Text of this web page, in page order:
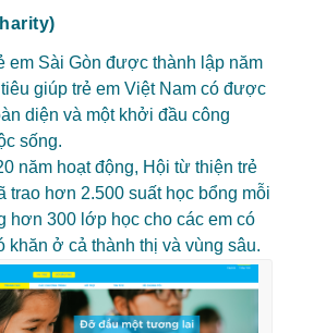
em Sài Gòn được thành lập năm
giúp trẻ em Việt Nam có được
diện và một khởi đầu công
sống.
năm hoạt động, Hội từ thiện trẻ
trao hơn 2.500 suất học bổng mỗi
hơn 300 lớp học cho các em có
khăn ở cả thành thị và vùng sâu.